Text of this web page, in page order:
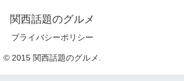
関西話題のグルメ
プライバシーポリシー
© 2015 関西話題のグルメ.